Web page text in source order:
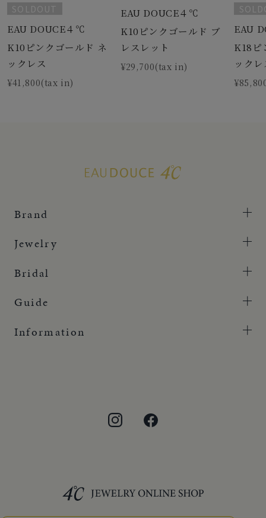
SOLDOUT
EAU DOUCE４℃
K10ピンクゴールド ネ
ックレス
¥41,800(tax in)
EAU DOUCE４℃
K10ピンクゴールド ブ
レスレット
¥29,700(tax in)
EAU
K18ピ
ック
Brand
Jewelry
Bridal
Guide
Information